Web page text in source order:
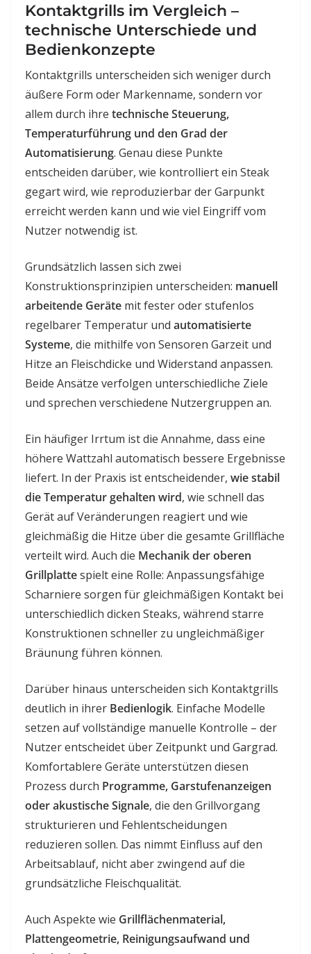
Kontaktgrills im Vergleich –
technische Unterschiede und
Bedienkonzepte
Kontaktgrills unterscheiden sich weniger durch
äußere Form oder Markenname, sondern vor
allem durch ihre technische Steuerung,
Temperaturführung und den Grad der
Automatisierung. Genau diese Punkte
entscheiden darüber, wie kontrolliert ein Steak
gegart wird, wie reproduzierbar der Garpunkt
erreicht werden kann und wie viel Eingriff vom
Nutzer notwendig ist.
Grundsätzlich lassen sich zwei
Konstruktionsprinzipien unterscheiden: manuell
arbeitende Geräte mit fester oder stufenlos
regelbarer Temperatur und automatisierte
Systeme, die mithilfe von Sensoren Garzeit und
Hitze an Fleischdicke und Widerstand anpassen.
Beide Ansätze verfolgen unterschiedliche Ziele
und sprechen verschiedene Nutzergruppen an.
Ein häufiger Irrtum ist die Annahme, dass eine
höhere Wattzahl automatisch bessere Ergebnisse
liefert. In der Praxis ist entscheidender, wie stabil
die Temperatur gehalten wird, wie schnell das
Gerät auf Veränderungen reagiert und wie
gleichmäßig die Hitze über die gesamte Grillfläche
verteilt wird. Auch die Mechanik der oberen
Grillplattespielt eine Rolle: Anpassungsfähige
Scharniere sorgen für gleichmäßigen Kontakt bei
unterschiedlich dicken Steaks, während starre
Konstruktionen schneller zu ungleichmäßiger
Bräunung führen können.
Darüber hinaus unterscheiden sich Kontaktgrills
deutlich in ihrer Bedienlogik. Einfache Modelle
setzen auf vollständige manuelle Kontrolle – der
Nutzer entscheidet über Zeitpunkt und Gargrad.
Komfortablere Geräte unterstützen diesen
Prozess durch Programme, Garstufenanzeigen
oder akustische Signale, die den Grillvorgang
strukturieren und Fehlentscheidungen
reduzieren sollen. Das nimmt Einfluss auf den
Arbeitsablauf, nicht aber zwingend auf die
grundsätzliche Fleischqualität.
Auch Aspekte wie Grillflächenmaterial,
Plattengeometrie, Reinigungsaufwand und